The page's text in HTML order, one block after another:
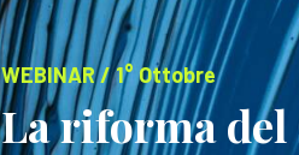
WEBINAR / 1° Ottobre
La riforma del